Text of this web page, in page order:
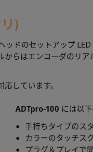
)
ドのセットアップ
からはエンコーダのリ
しています。
ADTpro-100 には以
手持ちタイプのス
カラーのタッチス
プラグ＆プレイで